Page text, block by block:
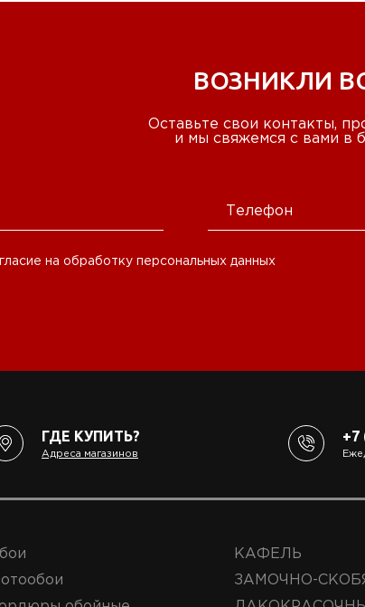
ВОЗНИКЛИ
Оставьте свои контакты,
и мы свяжемся с вами в
на обработку персональных данных
ГДЕ КУПИТЬ?
Адреса магазинов
+7
КАФЕЛЬ
ЗАМОЧНО-